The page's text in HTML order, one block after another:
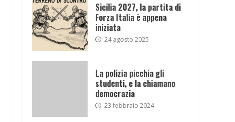
Sicilia 2027, la partita di
Forza Italia è appena
iniziata
24 agosto 2025
La polizia picchia gli
studenti, e la chiamano
democrazia
23 febbraio 2024